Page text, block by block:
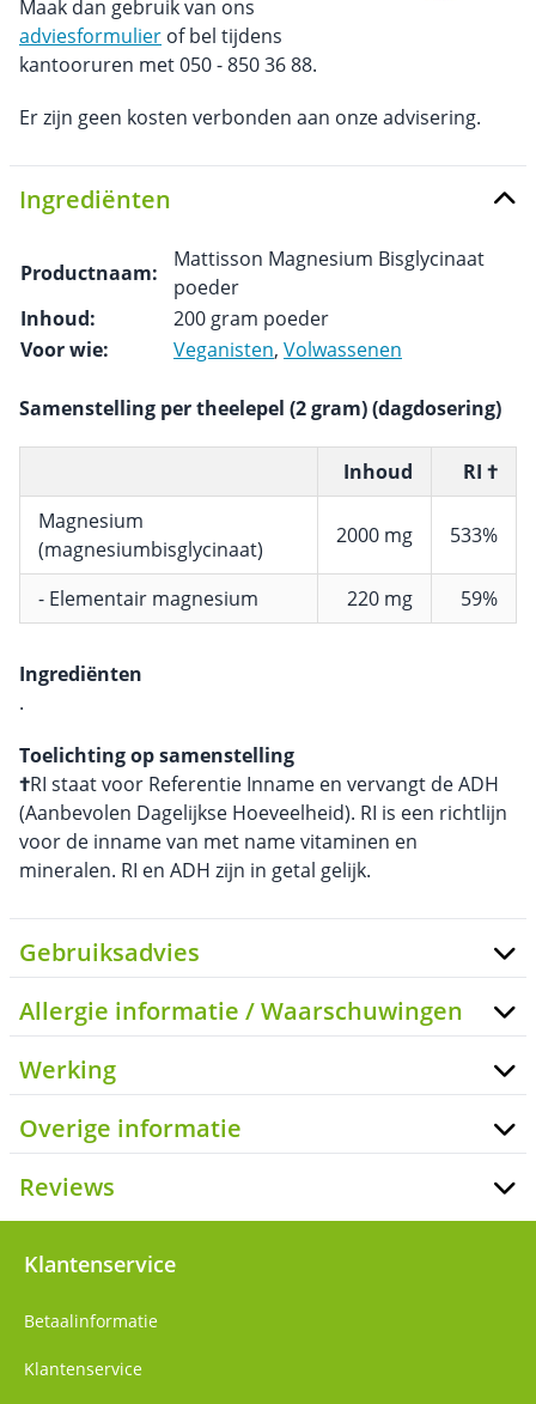
Maak dan gebruik van ons
adviesformulier of bel tijdens
kantooruren met 050 - 850 36 88.
Er zijn geen kosten verbonden aan onze advisering.
Ingrediënten
Productnaam:
Mattisson Magnesium Bisglycinaat
poeder
Inhoud:
200 gram poeder
Voor wie:
Veganisten, Volwassenen
Samenstelling per theelepel (2 gram) (dagdosering)
Inhoud
RI †
Magnesium
(magnesiumbisglycinaat)
2000 mg 533%
- Elementair magnesium 220 mg 59%
Ingrediënten
.
Toelichting op samenstelling
†RI staat voor Referentie Inname en vervangt de ADH
(Aanbevolen Dagelijkse Hoeveelheid). RI is een richtlijn
voor de inname van met name vitaminen en
mineralen. RI en ADH zijn in getal gelijk.
Gebruiksadvies
Allergie informatie / Waarschuwingen
Werking
Overige informatie
Reviews
Klantenservice
Betaalinformatie
Klantenservice